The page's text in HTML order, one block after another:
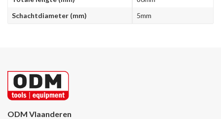
Schachtdiameter (mm)
5mm
ODM Vlaanderen